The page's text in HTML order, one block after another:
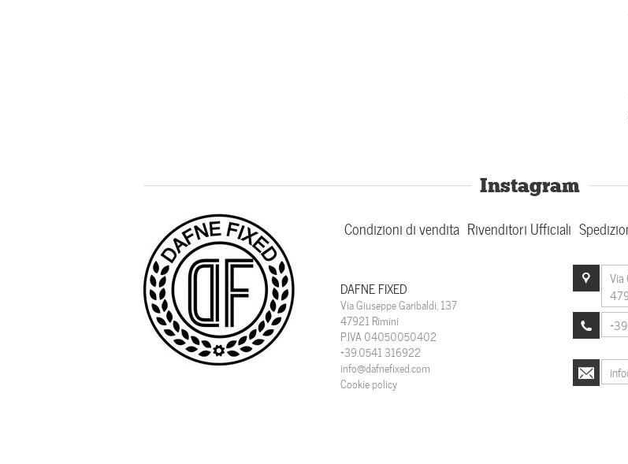
Instagram
Condizioni di vendita Rivenditori Ufficiali
DAFNE FIXED
Via Giuseppe Garibaldi, 137
47921 Rimini
P.IVA 04050050402
+39.0541 316922
info@dafnefixed.com
Cookie policy
Via